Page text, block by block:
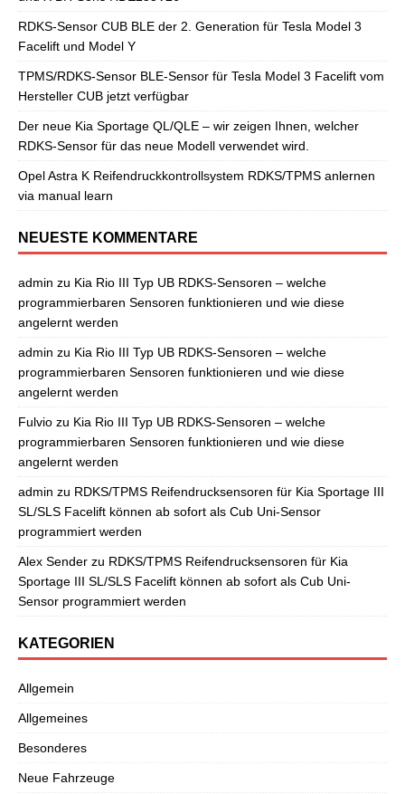
RDKS-Sensor CUB BLE der 2. Generation für Tesla Model 3
Facelift und Model Y
TPMS/RDKS-Sensor BLE-Sensor für Tesla Model 3 Facelift vom
Hersteller CUB jetzt verfügbar
Der neue Kia Sportage QL/QLE – wir zeigen Ihnen, welcher
RDKS-Sensor für das neue Modell verwendet wird.
Opel Astra K Reifendruckkontrollsystem RDKS/TPMS anlernen
via manual learn
NEUESTE KOMMENTARE
admin zu Kia Rio III Typ UB RDKS-Sensoren – welche
programmierbaren Sensoren funktionieren und wie diese
angelernt werden
admin zu Kia Rio III Typ UB RDKS-Sensoren – welche
programmierbaren Sensoren funktionieren und wie diese
angelernt werden
Fulvio zu Kia Rio III Typ UB RDKS-Sensoren – welche
programmierbaren Sensoren funktionieren und wie diese
angelernt werden
admin zu RDKS/TPMS Reifendrucksensoren für Kia Sportage III
SL/SLS Facelift können ab sofort als Cub Uni-Sensor
programmiert werden
Alex Sender zu RDKS/TPMS Reifendrucksensoren für Kia
Sportage III SL/SLS Facelift können ab sofort als Cub Uni-
Sensor programmiert werden
KATEGORIEN
Allgemein
Allgemeines
Besonderes
Neue Fahrzeuge